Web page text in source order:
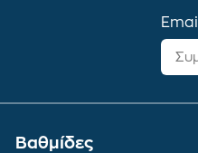
Email
Βαθμίδες